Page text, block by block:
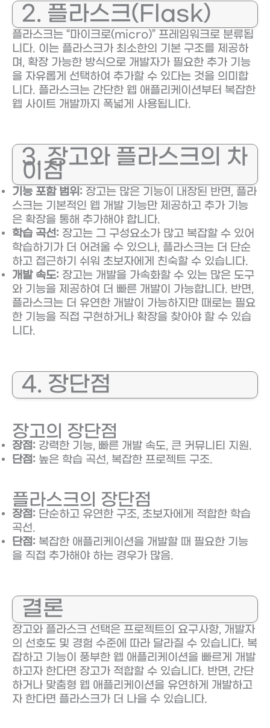
2. 플라스크(Flask)
플라스크는 “마이크로(micro)” 프레임워크로 분류됩
니다. 이는 플라스크가 최소한의 기본 구조를 제공하
며, 확장 가능한 방식으로 개발자가 필요한 추가 기능
을 자유롭게 선택하여 추가할 수 있다는 것을 의미합
니다. 플라스크는 간단한 웹 애플리케이션부터 복잡한
웹 사이트 개발까지 폭넓게 사용됩니다.
3. 장고와 플라스크의 차
이점
기능 포함 범위: 장고는 많은 기능이 내장된 반면, 플라
스크는 기본적인 웹 개발 기능만 제공하고 추가 기능
은 확장을 통해 추가해야 합니다.
학습 곡선: 장고는 그 구성요소가 많고 복잡할 수 있어
학습하기가 더 어려울 수 있으나, 플라스크는 더 단순
하고 접근하기 쉬워 초보자에게 친숙할 수 있습니다.
개발 속도: 장고는 개발을 가속화할 수 있는 많은 도구
와 기능을 제공하여 더 빠른 개발이 가능합니다. 반면,
플라스크는 더 유연한 개발이 가능하지만 때로는 필요
한 기능을 직접 구현하거나 확장을 찾아야 할 수 있습
니다.
4. 장단점
장고의 장단점
장점: 강력한 기능, 빠른 개발 속도, 큰 커뮤니티 지원.
단점: 높은 학습 곡선, 복잡한 프로젝트 구조.
플라스크의 장단점
장점: 단순하고 유연한 구조, 초보자에게 적합한 학습
곡선.
단점: 복잡한 애플리케이션을 개발할 때 필요한 기능
을 직접 추가해야 하는 경우가 많음.
결론
장고와 플라스크 선택은 프로젝트의 요구사항, 개발자
의 선호도 및 경험 수준에 따라 달라질 수 있습니다. 복
잡하고 기능이 풍부한 웹 애플리케이션을 빠르게 개발
하고자 한다면 장고가 적합할 수 있습니다. 반면, 간단
하거나 맞춤형 웹 애플리케이션을 유연하게 개발하고
자 한다면 플라스크가 더 나을 수 있습니다.